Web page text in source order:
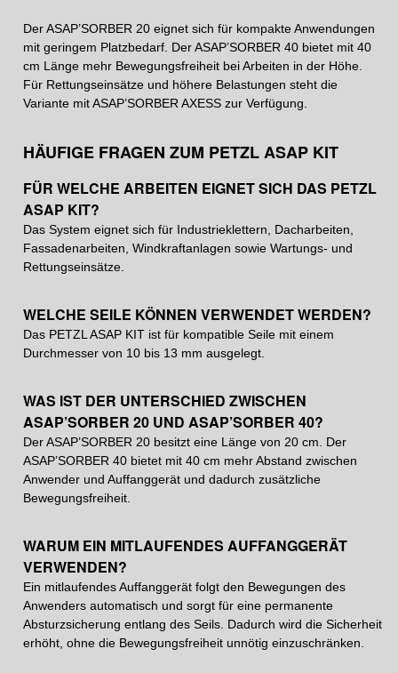
Der ASAP’SORBER 20 eignet sich für kompakte Anwendungen
mit geringem Platzbedarf. Der ASAP’SORBER 40 bietet mit 40
cm Länge mehr Bewegungsfreiheit bei Arbeiten in der Höhe.
Für Rettungseinsätze und höhere Belastungen steht die
Variante mit ASAP’SORBER AXESS zur Verfügung.
HÄUFIGE FRAGEN ZUM PETZL ASAP KIT
FÜR WELCHE ARBEITEN EIGNET SICH DAS PETZL
ASAP KIT?
Das System eignet sich für Industrieklettern, Dacharbeiten,
Fassadenarbeiten, Windkraftanlagen sowie Wartungs- und
Rettungseinsätze.
WELCHE SEILE KÖNNEN VERWENDET WERDEN?
Das PETZL ASAP KIT ist für kompatible Seile mit einem
Durchmesser von 10 bis 13 mm ausgelegt.
WAS IST DER UNTERSCHIED ZWISCHEN
ASAP’SORBER 20 UND ASAP’SORBER 40?
Der ASAP’SORBER 20 besitzt eine Länge von 20 cm. Der
ASAP’SORBER 40 bietet mit 40 cm mehr Abstand zwischen
Anwender und Auffanggerät und dadurch zusätzliche
Bewegungsfreiheit.
WARUM EIN MITLAUFENDES AUFFANGGERÄT
VERWENDEN?
Ein mitlaufendes Auffanggerät folgt den Bewegungen des
Anwenders automatisch und sorgt für eine permanente
Absturzsicherung entlang des Seils. Dadurch wird die Sicherheit
erhöht, ohne die Bewegungsfreiheit unnötig einzuschränken.